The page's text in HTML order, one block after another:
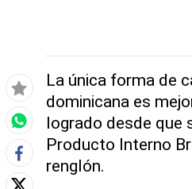
La única forma de
dominicana es
logrado desde que
Producto Interno
renglón.